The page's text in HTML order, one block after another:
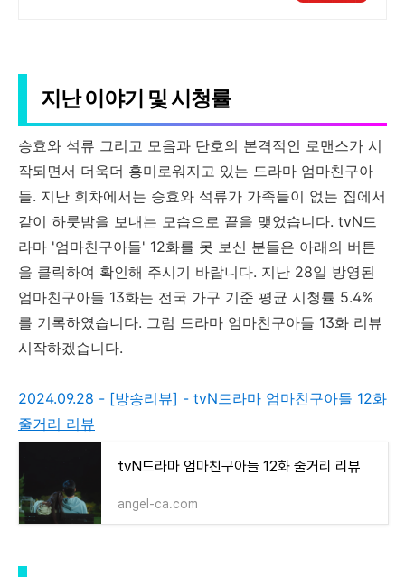
지난 이야기 및 시청률
승효와 석류 그리고 모음과 단호의 본격적인 로맨스가 시
작되면서 더욱더 흥미로워지고 있는 드라마 엄마친구아
들. 지난 회차에서는 승효와 석류가 가족들이 없는 집에서
같이 하룻밤을 보내는 모습으로 끝을 맺었습니다. tvN드
라마 '엄마친구아들' 12화를 못 보신 분들은 아래의 버튼
을 클릭하여 확인해 주시기 바랍니다. 지난 28일 방영된
엄마친구아들 13화는 전국 가구 기준 평균 시청률 5.4%
를 기록하였습니다. 그럼 드라마 엄마친구아들 13화 리뷰
시작하겠습니다.
2024.09.28 - [방송리뷰] - tvN드라마 엄마친구아들 12화
줄거리 리뷰
tvN드라마 엄마친구아들 12화 줄거리 리뷰
angel-ca.com